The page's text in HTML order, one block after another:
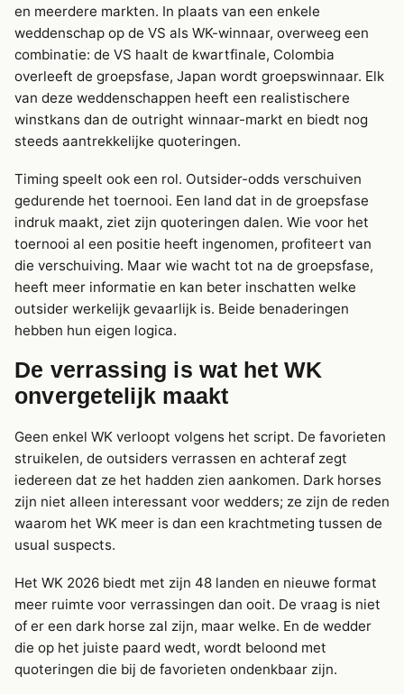
en meerdere markten. In plaats van een enkele
weddenschap op de VS als WK-winnaar, overweeg een
combinatie: de VS haalt de kwartfinale, Colombia
overleeft de groepsfase, Japan wordt groepswinnaar. Elk
van deze weddenschappen heeft een realistischere
winstkans dan de outright winnaar-markt en biedt nog
steeds aantrekkelijke quoteringen.
Timing speelt ook een rol. Outsider-odds verschuiven
gedurende het toernooi. Een land dat in de groepsfase
indruk maakt, ziet zijn quoteringen dalen. Wie voor het
toernooi al een positie heeft ingenomen, profiteert van
die verschuiving. Maar wie wacht tot na de groepsfase,
heeft meer informatie en kan beter inschatten welke
outsider werkelijk gevaarlijk is. Beide benaderingen
hebben hun eigen logica.
De verrassing is wat het WK
onvergetelijk maakt
Geen enkel WK verloopt volgens het script. De favorieten
struikelen, de outsiders verrassen en achteraf zegt
iedereen dat ze het hadden zien aankomen. Dark horses
zijn niet alleen interessant voor wedders; ze zijn de reden
waarom het WK meer is dan een krachtmeting tussen de
usual suspects.
Het WK 2026 biedt met zijn 48 landen en nieuwe format
meer ruimte voor verrassingen dan ooit. De vraag is niet
of er een dark horse zal zijn, maar welke. En de wedder
die op het juiste paard wedt, wordt beloond met
quoteringen die bij de favorieten ondenkbaar zijn.